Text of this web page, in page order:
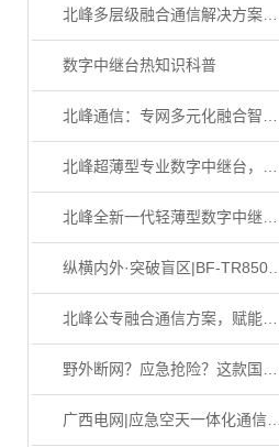
北峰多层级融合通信解决方案，搭建调度“一张图”通信网络
数字中继台热知识科普
北峰全新一代轻薄型数字中继台BR1050上线！
纵横内外·突破盲区|BF-TR8500​高功率全频段数字中继台
北峰公专融合通信方案，赋能化工园区安全生产
广西电网|应急空天一体化通信系统方案